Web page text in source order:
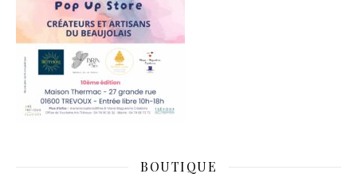
BOUTIQUE